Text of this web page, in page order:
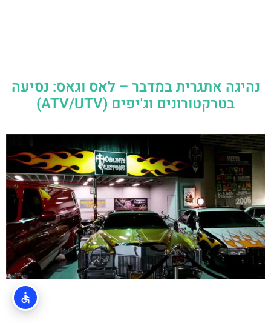
נהיגה אתגרית במדבר – לאס וגאס: נסיעה
בטרקטורונים וג'יפים (ATV/UTV)